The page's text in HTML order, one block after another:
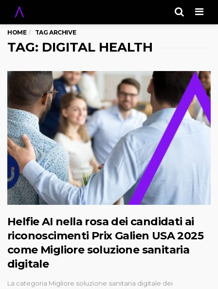
HOME TAG ARCHIVE
TAG: DIGITAL HEALTH
Helfie AI nella rosa dei candidati ai
riconoscimenti Prix Galien USA 2025
come Migliore soluzione sanitaria
digitale
La categoria Migliore soluzione sanitaria digitale dei